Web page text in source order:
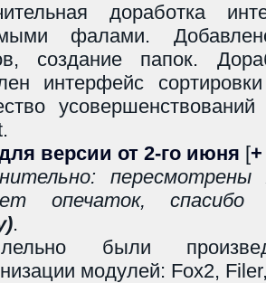
доработка
фалами.
создание папок.
интерфейс
версии от 2-го июня [
опечаток,
.
были
модулей: Fox2,